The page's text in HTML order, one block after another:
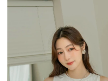
襯衫